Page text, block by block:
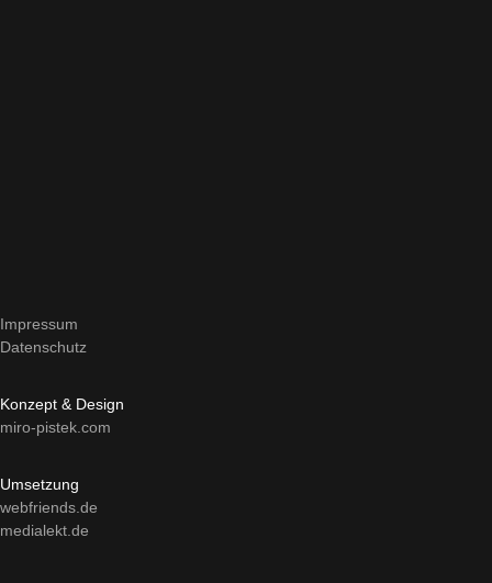
Impressum
Datenschutz
Konzept & Design
miro-pistek.com
Umsetzung
webfriends.de
medialekt.de